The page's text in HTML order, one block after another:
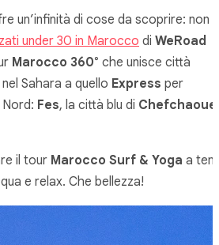
un’infinità di cose da scoprire: non a
under 30 in Marocco di WeRoad
Marocco 360° che unisce città
Sahara a quello Express per
Fes, la città blu di
il tour Marocco Surf & Yoga a
e relax. Che bellezza!